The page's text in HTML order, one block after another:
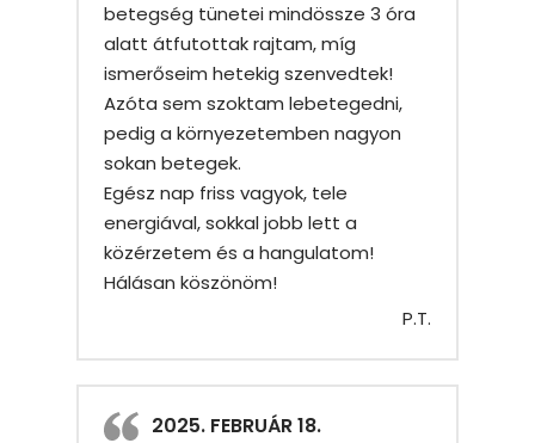
betegség tünetei mindössze 3 óra
alatt átfutottak rajtam, míg
ismerőseim hetekig szenvedtek!
Azóta sem szoktam lebetegedni,
pedig a környezetemben nagyon
sokan betegek.
Egész nap friss vagyok, tele
energiával, sokkal jobb lett a
közérzetem és a hangulatom!
Hálásan köszönöm!
P.T.
2025. FEBRUÁR 18.